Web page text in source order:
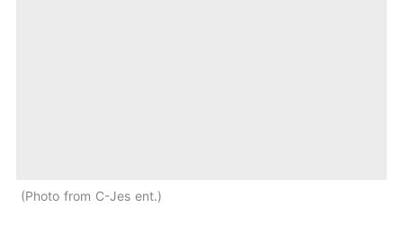
Photo from C-Jes ent.